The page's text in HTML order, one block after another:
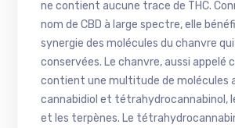
ne contient aucune trace de THC.
nom de CBD à large spectre, elle
synergie des molécules du chanvre
conservées. Le chanvre, aussi appelé
contient une multitude de molécules
cannabidiol et tétrahydrocannabinol,
et les terpènes. Le